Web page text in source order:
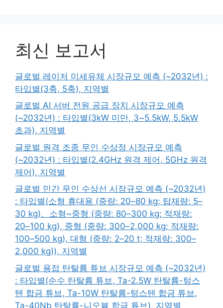
최신 보고서
글로벌 레이저 미세유체 시장규모 예측 (~2032년) :
타입별(3축, 5축), 지역별
글로벌 AI 서버 전원 공급 장치 시장규모 예측
(~2032년) : 타입별(3kW 미만, 3~5.5kW, 5.5kW
초과), 지역별
글로벌 원격 조종 무인 수상정 시장규모 예측
(~2032년) : 타입별(2.4GHz 원격 제어, 5GHz 원격
제어), 지역별
글로벌 민간 무인 수상선 시장규모 예측 (~2032년)
: 타입별(소형 휴대용 (중량: 20–80 kg; 탑재량: 5–
30 kg)、소형~중형 (중량: 80–300 kg; 적재량:
20–100 kg), 중형 (중량: 300–2,000 kg; 적재량:
100–500 kg), 대형 (중량: 2–20 t; 적재량: 300–
2,000 kg)), 지역별
글로벌 용접 탄탈륨 튜브 시장규모 예측 (~2032년)
: 타입별(순수 탄탈륨 튜브, Ta-2.5W 탄탈륨-텅스
텐 합금 튜브, Ta-10W 탄탈륨-텅스텐 합금 튜브,
Ta-40Nb 탄탈륨-니오븀 합금 튜브), 지역별